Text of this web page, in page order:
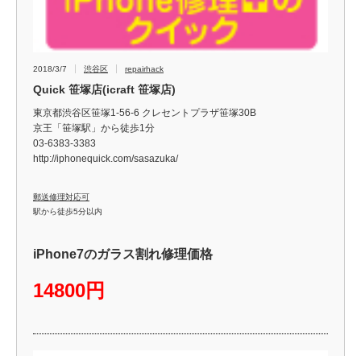
2018/3/7 渋谷区 repairhack
Quick 笹塚店(icraft 笹塚店)
東京都渋谷区笹塚1-56-6 クレセントプラザ笹塚30B
京王「笹塚駅」から徒歩1分
03-6383-3383
http://iphonequick.com/sasazuka/
郵送修理対応可
駅から徒歩5分以内
iPhone7のガラス割れ修理価格
14800円